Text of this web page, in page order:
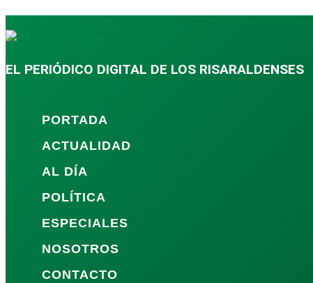
EL PERIÓDICO DIGITAL DE LOS RISARALDENSES
PORTADA
ACTUALIDAD
AL DÍA
POLÍTICA
ESPECIALES
NOSOTROS
CONTACTO